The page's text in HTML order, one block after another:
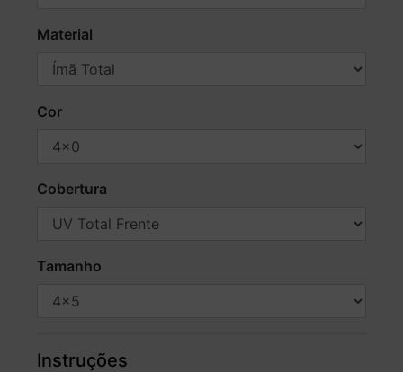
Material
Cor
Cobertura
Tamanho
Instruções